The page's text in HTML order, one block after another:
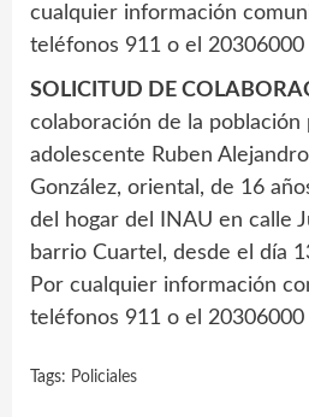
cualquier información
teléfonos 911 o el 20306000
SOLICITUD DE
colaboración de la población
adolescente Ruben
González, oriental, de 16
del hogar del INAU en calle
barrio Cuartel, desde el día
Por cualquier información
teléfonos 911 o el 20306000
Tags: Policiales